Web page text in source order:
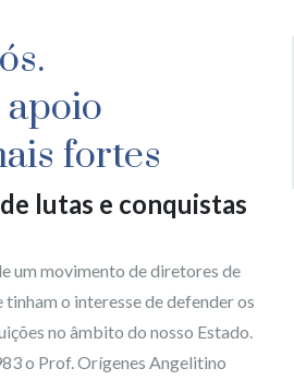
apoio
fortes
lutas e conquistas
um movimento de diretores de
o interesse de defender os
no âmbito do nosso Estado.
o Prof. Orígenes Angelitino